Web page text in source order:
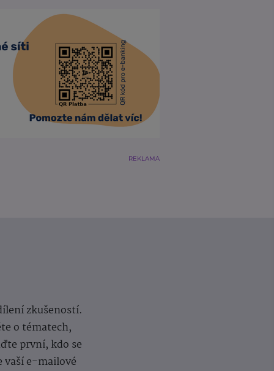
REKLAMA
zkušeností.
o tématech,
první, kdo se
vaší e-mailové